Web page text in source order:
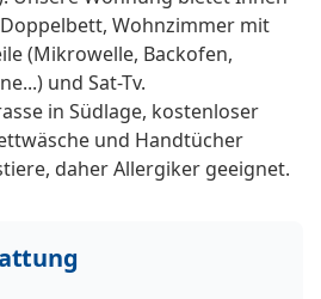
Wohnzimmer mit
(Mikrowelle, Backofen,
und Sat-Tv.
in Südlage, kostenloser
und Handtücher
daher Allergiker geeignet.